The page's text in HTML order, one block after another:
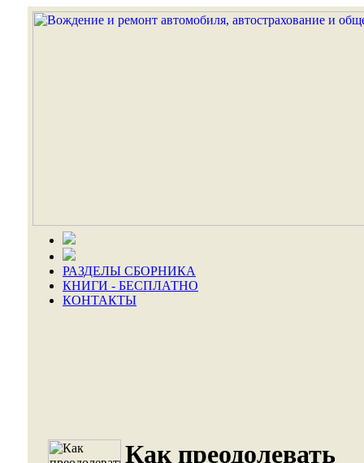
РАЗДЕЛЫ СБОРНИКА
КНИГИ - БЕСПЛАТНО
КОНТАКТЫ
Как преодолевать